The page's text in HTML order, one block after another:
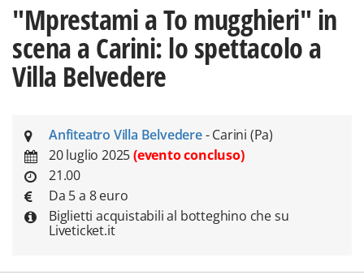
"Mprestami a To mugghieri" in
scena a Carini: lo spettacolo a
Villa Belvedere
Anfiteatro Villa Belvedere- Carini (Pa)
20 luglio 2025(evento concluso)
21.00
Da 5 a 8 euro
Biglietti acquistabili al botteghino che su
Liveticket.it